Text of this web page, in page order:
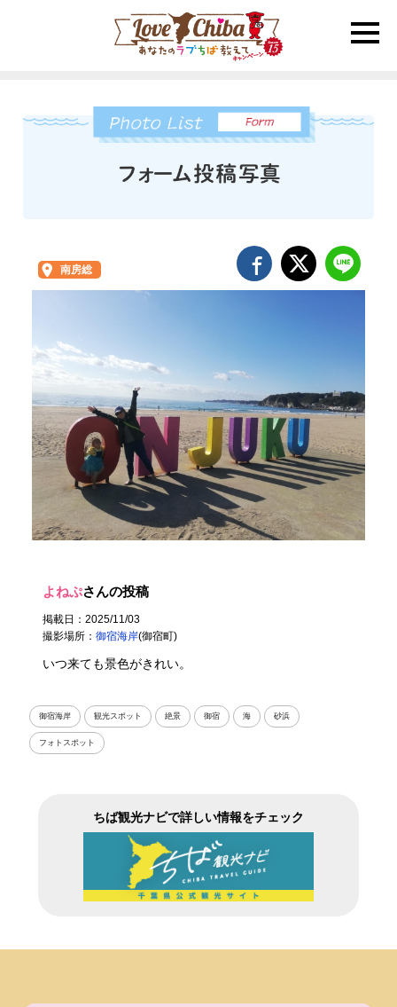
toggle
南房総
よねぷさんの投稿
掲載日：2025/11/03
撮影場所：御宿海岸(御宿町)
いつ来ても景色がきれい。
御宿海岸 観光スポット 絶景 御宿 海 砂浜
フォトスポット
ちば観光ナビで詳しい情報をチェック